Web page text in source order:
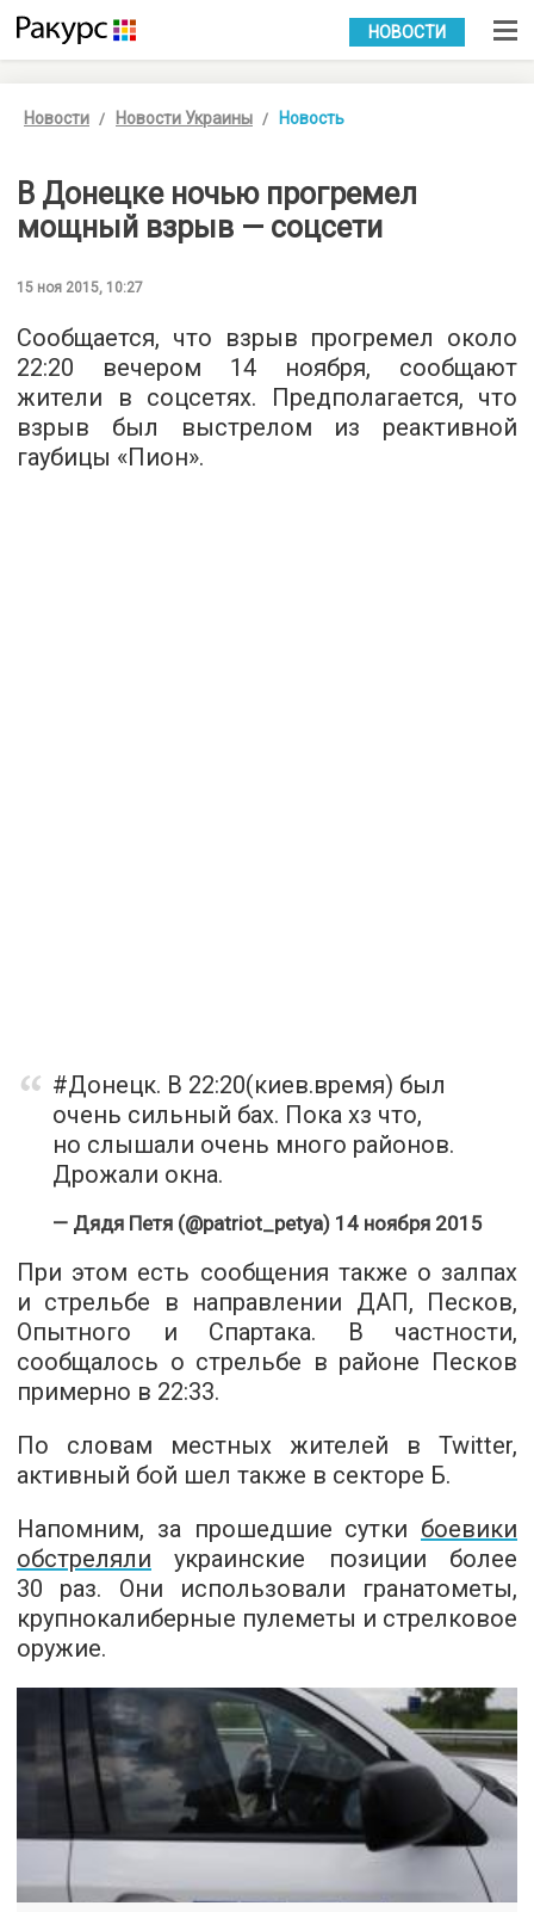
УКР РУС
НОВОСТИ
Новости Новости Украины Новость
В Донецке ночью прогремел
мощный взрыв — соцсети
15 ноя 2015, 10:27
Сообщается, что взрыв прогремел около
22:20 вечером 14 ноября, сообщают
жители в соцсетях. Предполагается, что
взрыв был выстрелом из реактивной
гаубицы «Пион».
#Донецк. В 22:20(киев.время) был
очень сильный бах. Пока хз что,
но слышали очень много районов.
Дрожали окна.
— Дядя Петя (@patriot_petya) 14 ноября 2015
При этом есть сообщения также о залпах
и стрельбе в направлении ДАП, Песков,
Опытного и Спартака. В частности,
сообщалось о стрельбе в районе Песков
примерно в 22:33.
По словам местных жителей в Twitter,
активный бой шел также в секторе Б.
Напомним, за прошедшие сутки боевики
обстреляли украинские позиции более
30 раз. Они использовали гранатометы,
крупнокалиберные пулеметы и стрелковое
оружие.